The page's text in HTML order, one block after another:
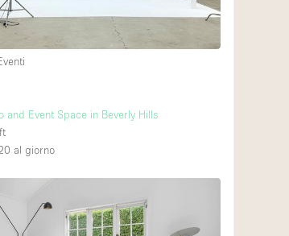
and Event Space in Beverly Hills
al giorno